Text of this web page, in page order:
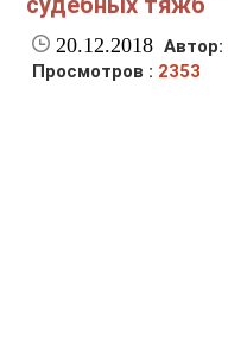
20.12.2018 Автор:
Просмотров : 2353